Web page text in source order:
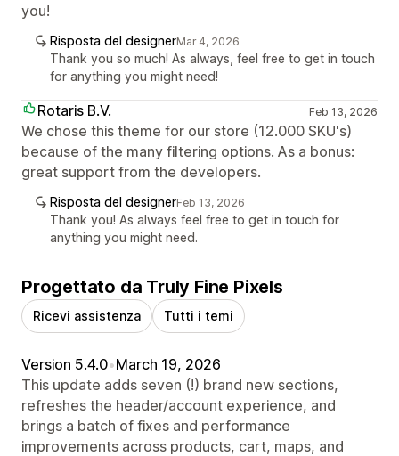
you!
Risposta del designerMar 4, 2026
Thank you so much! As always, feel free to get in touch
for anything you might need!
Rotaris B.V. Feb 13, 2026
We chose this theme for our store (12.000 SKU's)
because of the many filtering options. As a bonus:
great support from the developers.
Risposta del designerFeb 13, 2026
Thank you! As always feel free to get in touch for
anything you might need.
Progettato da Truly Fine Pixels
Ricevi assistenza Tutti i temi
Version 5.4.0•March 19, 2026
This update adds seven (!) brand new sections,
refreshes the header/account experience, and
brings a batch of fixes and performance
improvements across products, cart, maps, and